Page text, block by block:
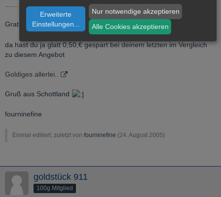
.............. krügerrand für 355.- und auch 366,50.
Gratuliere zu deinem Schnäppchen
da hast du ja glatt 0,50,€ gespart bei deinem letzten im Vergleich
zu diesem Angebot
Goldiges allerlei..
Gruß aus Schottland
fourninefine
Einmal editiert, zuletzt von fourninefine (24. August 2005)
goldstück 911
100g Mitglied
Erweiterte
Einstellungen
Nur notwendige akzeptieren
Alle Cookies akzeptieren